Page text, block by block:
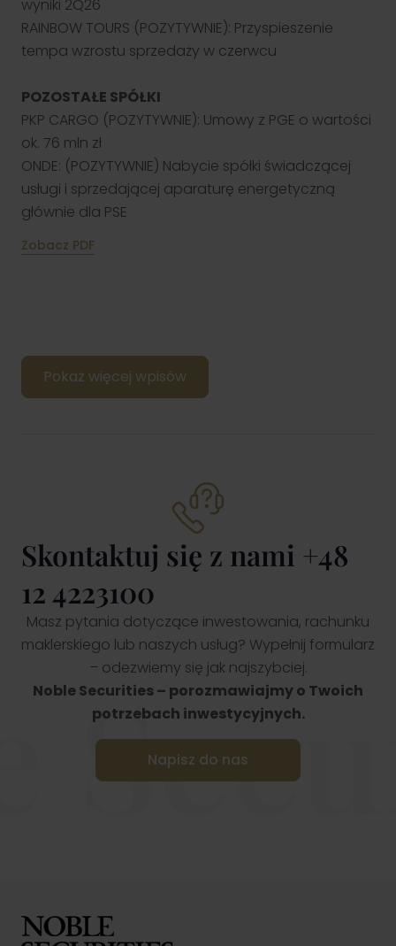
wyniki 2Q26
RAINBOW TOURS (POZYTYWNIE): Przyspieszenie
tempa wzrostu sprzedaży w czerwcu
POZOSTAŁE SPÓŁKI
PKP CARGO (POZYTYWNIE): Umowy z PGE o wartości
ok. 76 mln zł
ONDE: (POZYTYWNIE) Nabycie spółki świadczącej
usługi i sprzedającej aparaturę energetyczną
głównie dla PSE
Zobacz PDF
Pokaż więcej wpisów
Skontaktuj się z nami +48
12 4223100
Masz pytania dotyczące inwestowania, rachunku
maklerskiego lub naszych usług? Wypełnij formularz
– odezwiemy się jak najszybciej.
Noble Securities – porozmawiajmy o Twoich
potrzebach inwestycyjnych.
Napisz do nas